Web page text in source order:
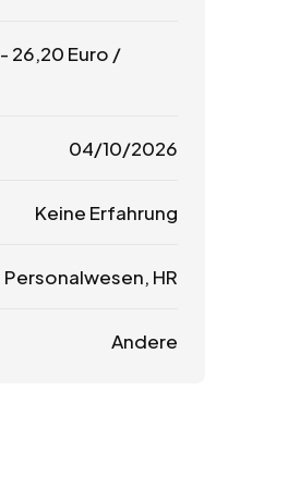
- 26,20 Euro /
04/10/2026
Keine Erfahrung
Personalwesen, HR
Andere